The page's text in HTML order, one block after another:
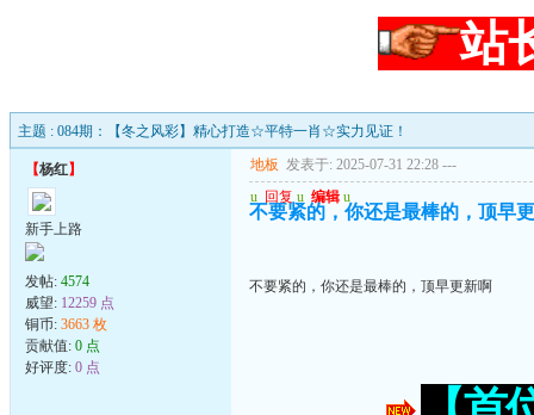
站
主题 : 084期：【冬之风彩】精心打造☆平特一肖☆实力见证！
【杨红】
新手上路
发帖: 4574
威望: 12259 点
铜币: 3663 枚
贡献值: 0 点
好评度: 0 点
地板 发表于: 2025-07-31 22:28 ---
u 回复 u 编辑 u
不要紧的，你还是最棒的，顶早
不要紧的，你还是最棒的，顶早更新啊